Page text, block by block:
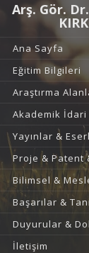
Arş. Gör. Dr.
Ana Sayfa
Eğitim Bilgileri
Araştırma
Akademik İdari
Yayınlar &
Proje & Patent
Bilimsel &
Başarılar &
Duyurular &
İletişim